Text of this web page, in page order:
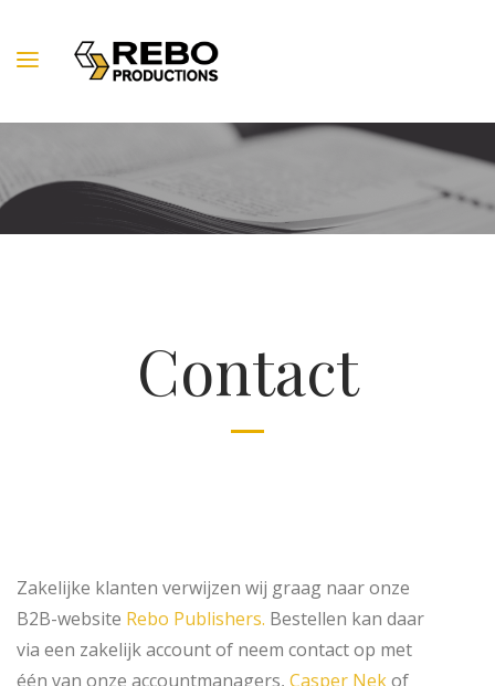
Contact
Zakelijke klanten verwijzen wij graag naar onze
B2B-website Rebo Publishers. Bestellen kan daar
via een zakelijk account of neem contact op met
één van onze accountmanagers, Casper Nekof